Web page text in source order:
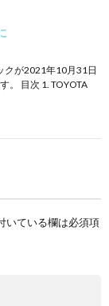
クが2021年10月31日
。 目次 1. TOYOTA
いている欄は必須項